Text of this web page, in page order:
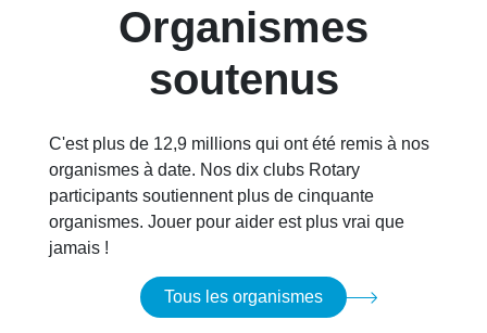
Organismes
soutenus
C'est plus de 12,9 millions qui ont été remis à nos
organismes à date. Nos dix clubs Rotary
participants soutiennent plus de cinquante
organismes. Jouer pour aider est plus vrai que
jamais !
Tous les organismes